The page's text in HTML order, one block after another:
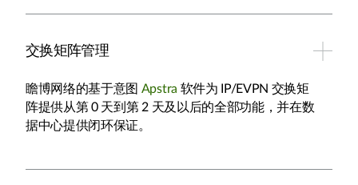
交换矩阵管理
瞻博网络的基于意图 Apstra 软件为 IP/EVPN 交换矩
阵提供从第 0 天到第 2 天及以后的全部功能，并在数
据中心提供闭环保证。